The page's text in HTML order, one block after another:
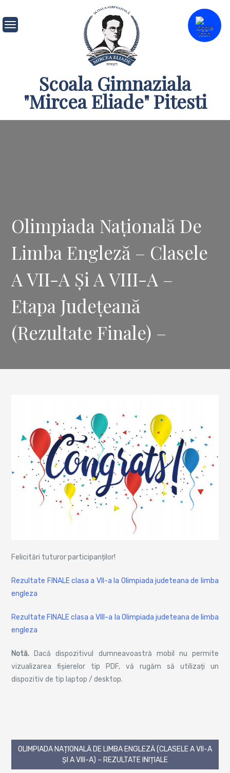
to
content
Scoala Gimnaziala
"Mircea Eliade" Pitesti
Olimpiada Națională De
Limba Engleză – Clasele
A VII-A Și A VIII-A –
Etapa Județeană
(Rezultate Finale) –
Felicitări tuturor participanților!
Rezultate FINALE clasa a VII-a la Olimpiada judeteana de limba
engleza
Rezultate FINALE clasa a VIII-a la Olimpiada judeteana de limba
engleza
Notă. Dacă dispozitivul dumneavoastră mobil nu permite
vizualizarea fișierelor tip PDF, vă rugăm să utilizați un
dispozitiv de tip laptop / desktop.
OLIMPIADA NAȚIONALĂ DE LIMBA ENGLEZĂ (CLASELE A VII-A
ȘI A VIII-A) – REZULTATE INIȚIALE